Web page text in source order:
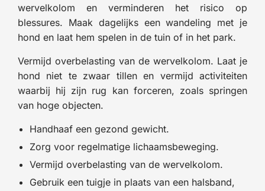
wervelkolom en verminderen het risico op
blessures. Maak dagelijks een wandeling met je
hond en laat hem spelen in de tuin of in het park.
Vermijd overbelasting van de wervelkolom. Laat je
hond niet te zwaar tillen en vermijd activiteiten
waarbij hij zijn rug kan forceren, zoals springen
van hoge objecten.
Handhaaf een gezond gewicht.
Zorg voor regelmatige lichaamsbeweging.
Vermijd overbelasting van de wervelkolom.
Gebruik een tuigje in plaats van een halsband,